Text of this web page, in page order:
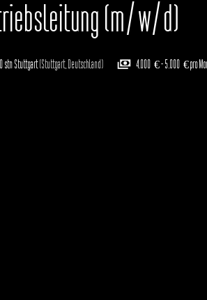
(m/w/d)
stn Stuttgart(Stuttgart Deutschland) 4.000 € - 5.000 € pro